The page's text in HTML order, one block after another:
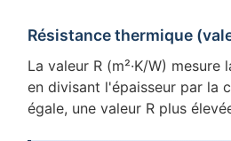
Résistance thermique
La valeur R (m²·K/W)
en divisant l'épaisseur par la
égale, une valeur R plus